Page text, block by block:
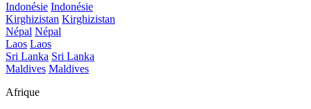
Indonésie Indonésie
Kirghizistan Kirghizistan
Népal Népal
Laos Laos
Sri Lanka Sri Lanka
Maldives Maldives
Afrique